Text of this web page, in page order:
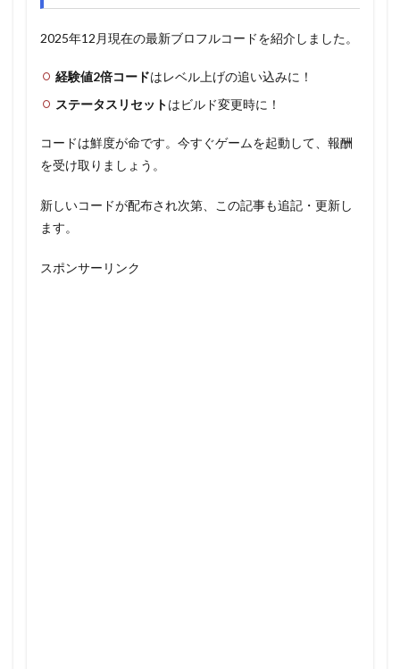
2025年12月現在の最新ブロフルコードを紹介しました。
経験値2倍コードはレベル上げの追い込みに！
ステータスリセットはビルド変更時に！
コードは鮮度が命です。今すぐゲームを起動して、報酬
を受け取りましょう。
新しいコードが配布され次第、この記事も追記・更新し
ます。
スポンサーリンク